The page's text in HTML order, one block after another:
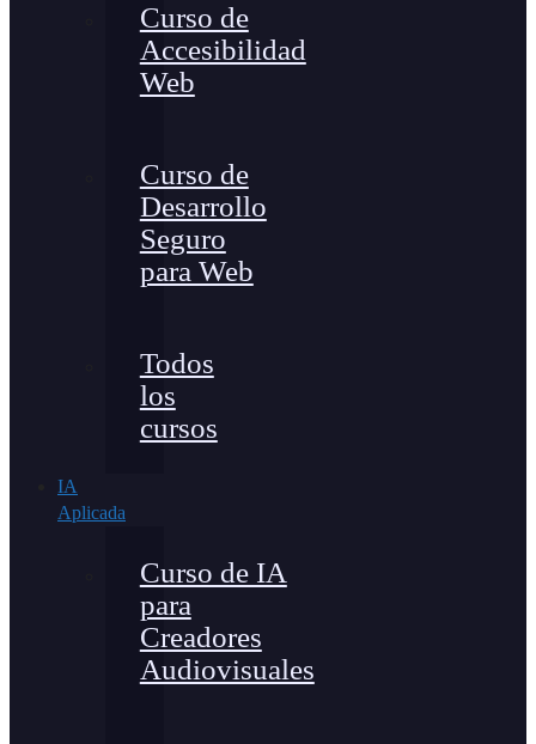
Curso de
Accesibilidad
Web
Curso de
Desarrollo
Seguro
para Web
Todos
los
cursos
IA
Aplicada
Curso de IA
para
Creadores
Audiovisuales